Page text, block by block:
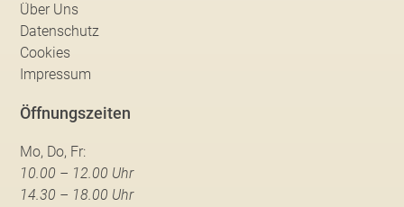
Über Uns
Datenschutz
Cookies
Impressum
Öffnungszeiten
Mo, Do, Fr:
10.00 – 12.00 Uhr
14.30 – 18.00 Uhr